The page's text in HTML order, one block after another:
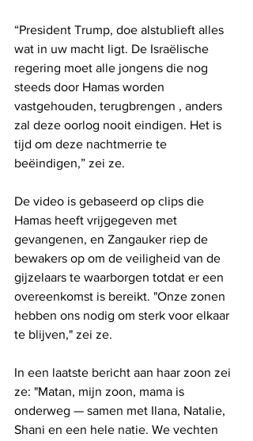
“President Trump, doe alstublieft alles
wat in uw macht ligt. De Israëlische
regering moet alle jongens die nog
steeds door Hamas worden
vastgehouden, terugbrengen , anders
zal deze oorlog nooit eindigen. Het is
tijd om deze nachtmerrie te
beëindigen,” zei ze.
De video is gebaseerd op clips die
Hamas heeft vrijgegeven met
gevangenen, en Zangauker riep de
bewakers op om de veiligheid van de
gijzelaars te waarborgen totdat er een
overeenkomst is bereikt. "Onze zonen
hebben ons nodig om sterk voor elkaar
te blijven," zei ze.
In een laatste bericht aan haar zoon zei
ze: "Matan, mijn zoon, mama is
onderweg — samen met Ilana, Natalie,
Shani en een hele natie. We vechten